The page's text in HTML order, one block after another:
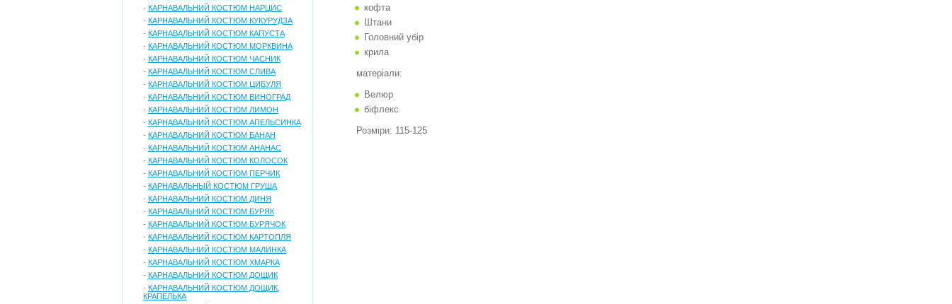
- КАРНАВАЛЬНИЙ КОСТЮМ НАРЦИС
- КАРНАВАЛЬНИЙ КОСТЮМ КУКУРУДЗА
- КАРНАВАЛЬНИЙ КОСТЮМ КАПУСТА
- КАРНАВАЛЬНИЙ КОСТЮМ МОРКВИНА
- КАРНАВАЛЬНИЙ КОСТЮМ ЧАСНИК
- КАРНАВАЛЬНИЙ КОСТЮМ СЛИВА
- КАРНАВАЛЬНИЙ КОСТЮМ ЦИБУЛЯ
- КАРНАВАЛЬНИЙ КОСТЮМ ВИНОГРАД
- КАРНАВАЛЬНИЙ КОСТЮМ ЛИМОН
- КАРНАВАЛЬНИЙ КОСТЮМ АПЕЛЬСИНКА
- КАРНАВАЛЬНИЙ КОСТЮМ БАНАН
- КАРНАВАЛЬНИЙ КОСТЮМ АНАНАС
- КАРНАВАЛЬНИЙ КОСТЮМ КОЛОСОК
- КАРНАВАЛЬНИЙ КОСТЮМ ПЕРЧИК
- КАРНАВАЛЬНЫЙ КОСТЮМ ГРУША
- КАРНАВАЛЬНИЙ КОСТЮМ ДИНЯ
- КАРНАВАЛЬНИЙ КОСТЮМ БУРЯК
- КАРНАВАЛЬНИЙ КОСТЮМ БУРЯЧОК
- КАРНАВАЛЬНИЙ КОСТЮМ КАРТОПЛЯ
- КАРНАВАЛЬНИЙ КОСТЮМ МАЛИНКА
- КАРНАВАЛЬНИЙ КОСТЮМ ХМАРКА
- КАРНАВАЛЬНИЙ КОСТЮМ ДОЩИК
- КАРНАВАЛЬНИЙ КОСТЮМ ДОЩИК,
КРАПЕЛЬКА
кофта
Штани
Головний убір
крила
матеріали:
Велюр
біфлекс
Розміри: 115-125